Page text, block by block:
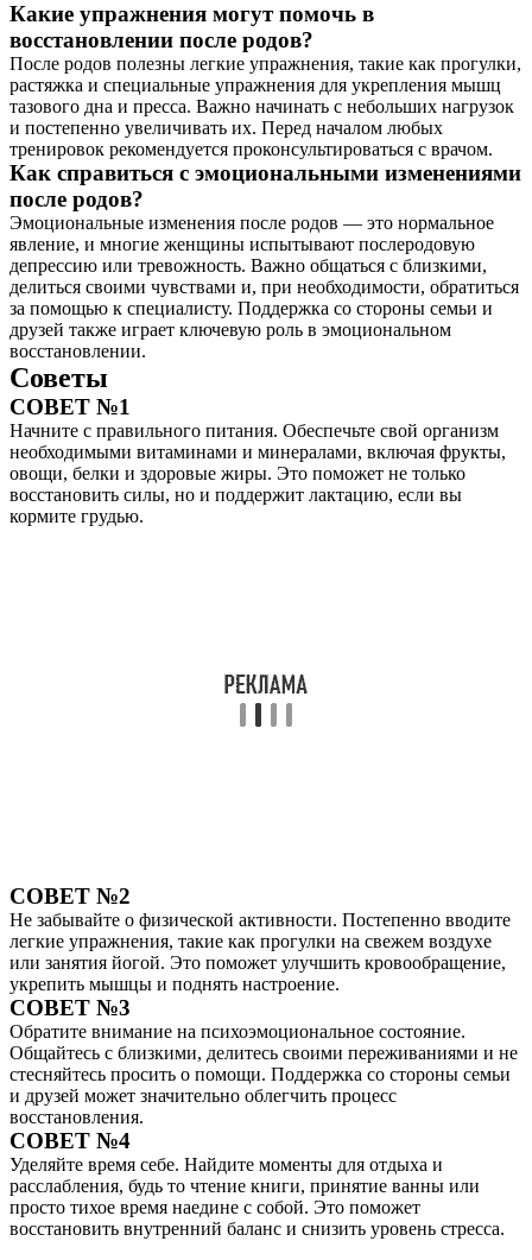
Какие упражнения могут помочь в
восстановлении после родов?
После родов полезны легкие упражнения, такие как прогулки,
растяжка и специальные упражнения для укрепления мышц
тазового дна и пресса. Важно начинать с небольших нагрузок
и постепенно увеличивать их. Перед началом любых
тренировок рекомендуется проконсультироваться с врачом.
Как справиться с эмоциональными изменениями
после родов?
Эмоциональные изменения после родов — это нормальное
явление, и многие женщины испытывают послеродовую
депрессию или тревожность. Важно общаться с близкими,
делиться своими чувствами и, при необходимости, обратиться
за помощью к специалисту. Поддержка со стороны семьи и
друзей также играет ключевую роль в эмоциональном
восстановлении.
Советы
СОВЕТ №1
Начните с правильного питания. Обеспечьте свой организм
необходимыми витаминами и минералами, включая фрукты,
овощи, белки и здоровые жиры. Это поможет не только
восстановить силы, но и поддержит лактацию, если вы
кормите грудью.
СОВЕТ №2
Не забывайте о физической активности. Постепенно вводите
легкие упражнения, такие как прогулки на свежем воздухе
или занятия йогой. Это поможет улучшить кровообращение,
укрепить мышцы и поднять настроение.
СОВЕТ №3
Обратите внимание на психоэмоциональное состояние.
Общайтесь с близкими, делитесь своими переживаниями и не
стесняйтесь просить о помощи. Поддержка со стороны семьи
и друзей может значительно облегчить процесс
восстановления.
СОВЕТ №4
Уделяйте время себе. Найдите моменты для отдыха и
расслабления, будь то чтение книги, принятие ванны или
просто тихое время наедине с собой. Это поможет
восстановить внутренний баланс и снизить уровень стресса.